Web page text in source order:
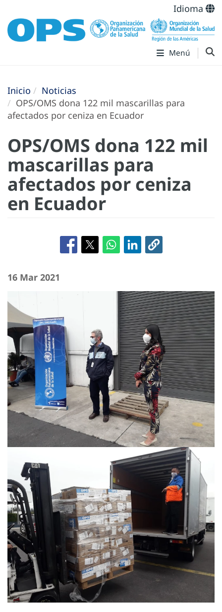
Idioma
Menú
Inicio
Noticias
OPS/OMS dona 122 mil mascarillas para
afectados por ceniza en Ecuador
OPS/OMS dona 122 mil
mascarillas para
afectados por ceniza
en Ecuador
16 Mar 2021